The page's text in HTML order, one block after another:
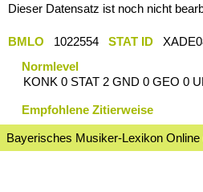
Dieser Datensatz ist noch nicht
BMLO 1022554 STAT ID
Normlevel
KONK 0 STAT 2 GND 0 GEO 0
Empfohlene Zitierweise
Bayerisches Musiker-Lexikon Online